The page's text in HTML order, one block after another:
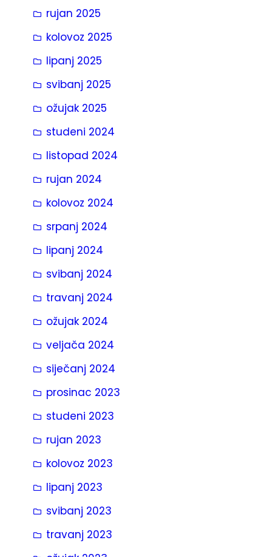
rujan 2025
kolovoz 2025
lipanj 2025
svibanj 2025
ožujak 2025
studeni 2024
listopad 2024
rujan 2024
kolovoz 2024
srpanj 2024
lipanj 2024
svibanj 2024
travanj 2024
ožujak 2024
veljača 2024
siječanj 2024
prosinac 2023
studeni 2023
rujan 2023
kolovoz 2023
lipanj 2023
svibanj 2023
travanj 2023